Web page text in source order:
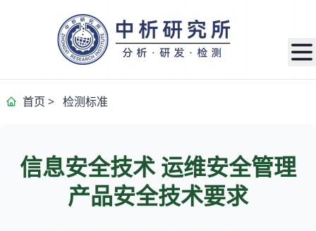
首页 > 检测标准
信息安全技术 运维安全管理
产品安全技术要求